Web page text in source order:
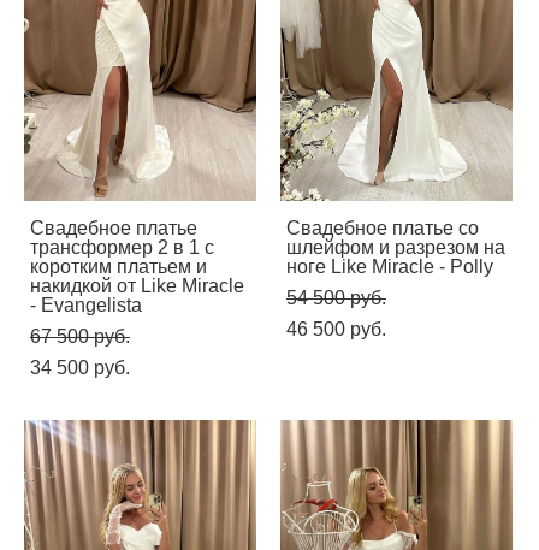
Свадебное платье
трансформер 2 в 1 с
коротким платьем и
накидкой от Like Miracle
- Evangelista
67 500 pуб.
34 500 pуб.
Свадебное платье со
шлейфом и разрезом на
ноге Like Miracle - Polly
54 500 pуб.
46 500 pуб.